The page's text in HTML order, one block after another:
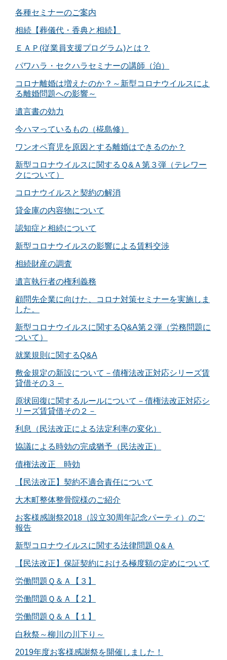
各種セミナーのご案内
相続【葬儀代・香典と相続】
ＥＡＰ(従業員支援プログラム)とは？
パワハラ・セクハラセミナーの講師（泊）
コロナ離婚は増えたのか？～新型コロナウイルスによ
る離婚問題への影響～
遺言書の効力
今ハマっているもの（椛島修）
ワンオペ育児を原因とする離婚はできるのか？
新型コロナウイルスに関するＱ&Ａ第３弾（テレワー
クについて）
コロナウイルスと契約の解消
貸金庫の内容物について
認知症と相続について
新型コロナウイルスの影響による賃料交渉
相続財産の調査
遺言執行者の権利義務
顧問先企業に向けた、コロナ対策セミナーを実施しま
した。
新型コロナウイルスに関するQ&A第２弾（労務問題に
ついて）
就業規則に関するQ&A
敷金規定の新設について－債権法改正対応シリーズ賃
貸借その３－
原状回復に関するルールについて－債権法改正対応シ
リーズ賃貸借その２－
利息（民法改正による法定利率の変化）
協議による時効の完成猶予（民法改正）
債権法改正 時効
【民法改正】契約不適合責任について
大木町整体整骨院様のご紹介
お客様感謝祭2018（設立30周年記念パーティ）のご
報告
新型コロナウイルスに関する法律問題Ｑ&Ａ
【民法改正】保証契約における極度額の定めについて
労働問題Ｑ＆Ａ【３】
労働問題Ｑ＆Ａ【２】
労働問題Ｑ＆Ａ【１】
白秋祭～柳川の川下り～
2019年度お客様感謝祭を開催しました！